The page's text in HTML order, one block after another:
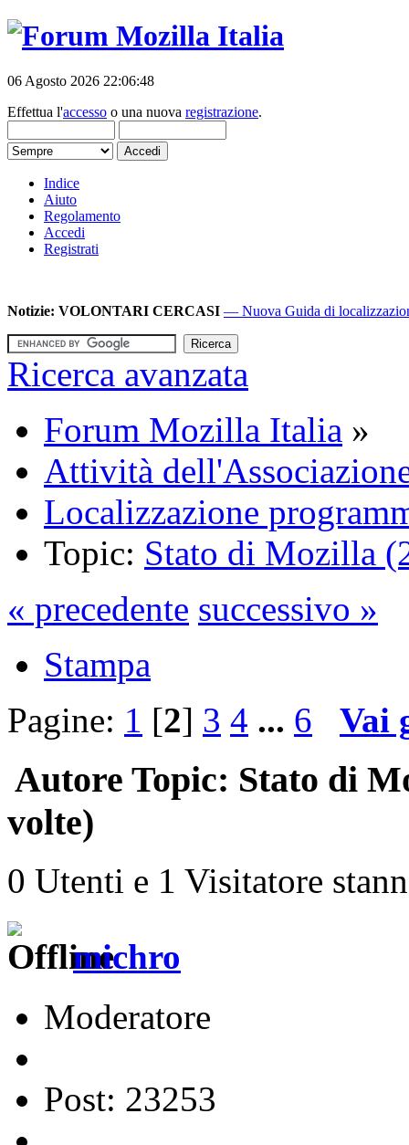
06 Agosto 2026 22:06:48
Effettua l'accesso o una nuova registrazione.
Indice
Aiuto
Regolamento
Accedi
Registrati
Notizie: VOLONTARI CERCASI — Nuova Guida di
Ricerca avanzata
Forum Mozilla Italia »
Attività
Localizzazione
Topic: Stato di Mozilla
« precedente successivo »
Stampa
Pagine: 1 [2] 3 4 ... 6 Vai
Autore Topic: Stato di
volte)
0 Utenti e 1 Visitatore
michro
Moderatore
Post: 23253